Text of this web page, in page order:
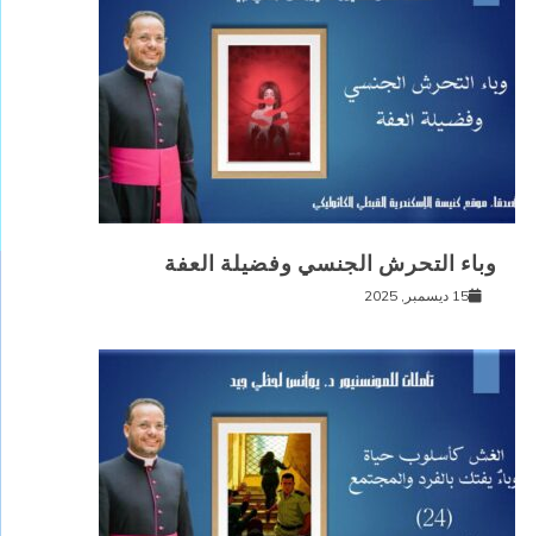
وباء التحرش الجنسي وفضيلة العفة
15 ديسمبر, 2025